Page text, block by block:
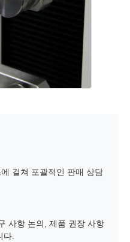
걸쳐 포괄적인 판매 상담
사항 논의, 제품 권장 사항
.